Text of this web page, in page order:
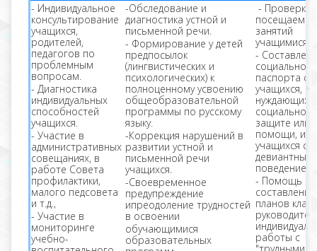
- Индивидуальное
консультирование
учащихся,
родителей,
педагогов по
проблемным
вопросам.
- Диагностика
индивидуальных
способностей
учащихся.
- Участие в
административных
совещаниях, в
работе Совета
профилактики,
малого педсовета
и т.д.,
- Участие в
мониторинге
учебно-
-Обследование и
диагностика устной и
письменной речи.
- Формирование у детей
предпосылок
(лингвистических и
психологических) к
полноценному усвоению
общеобразовательной
программы по русскому
языку.
-Коррекция нарушений в
развитии устной и
письменной речи
учащихся.
-Своевременное
предупреждение
ипреодоление трудностей
в освоении
обучающимися
образовательных
- Проверка
занятий
учащимися.
-
социального
паспорта
учащихся,
социальной
защите или
помощи, и
учащихся с
девиантным
поведением.
- Помощь в
составлении
планов
работы с